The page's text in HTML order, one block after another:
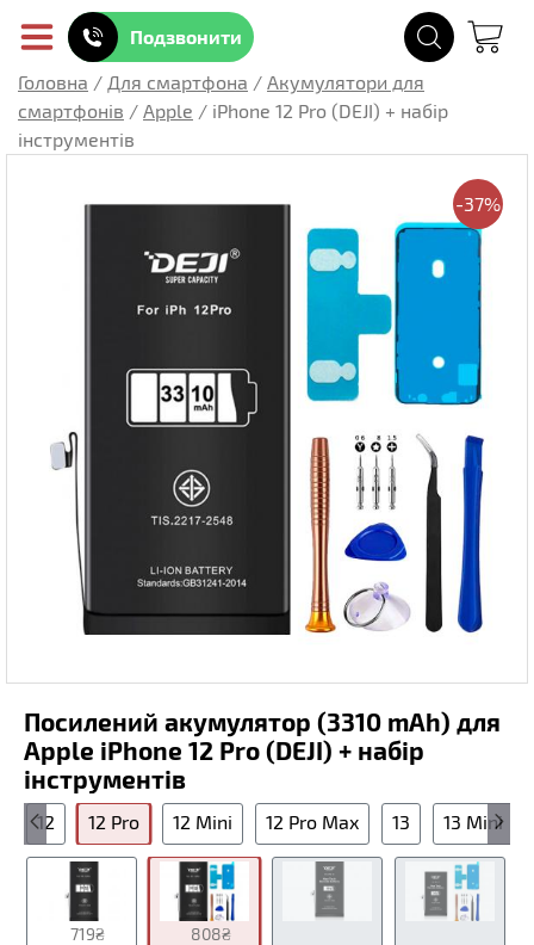
Подзвонити
Головна / Для смартфона / Акумулятори для
смартфонів / Apple / iPhone 12 Pro (DEJI) + набір
інструментів
-37%
Посилений акумулятор (3310 mAh) для
Apple iPhone 12 Pro (DEJI) + набір
інструментів
12 12 Pro 12 Mini 12 Pro Max 13 13 Mini
719₴ 808₴